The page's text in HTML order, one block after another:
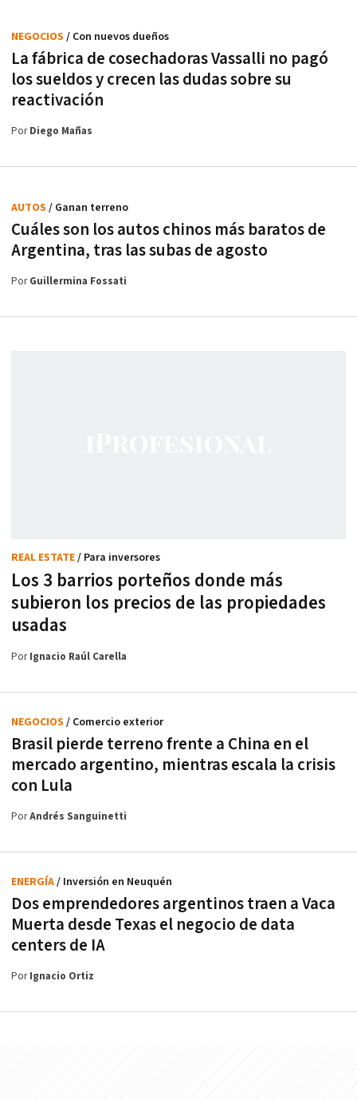
La fábrica de cosechadoras Vassalli no pagó
los sueldos y crecen las dudas sobre su
reactivación
NEGOCIOS / Con nuevos dueños
PorDiego Mañas
Cuáles son los autos chinos más baratos de
Argentina, tras las subas de agosto
AUTOS / Ganan terreno
PorGuillermina Fossati
Los 3 barrios porteños donde más
subieron los precios de las propiedades
usadas
REAL ESTATE/ Para inversores
PorIgnacio Raúl Carella
Brasil pierde terreno frente a China en el
mercado argentino, mientras escala la crisis
con Lula
NEGOCIOS / Comercio exterior
PorAndrés Sanguinetti
Dos emprendedores argentinos traen a Vaca
Muerta desde Texas el negocio de data
centers de IA
ENERGÍA/ Inversión en Neuquén
PorIgnacio Ortiz